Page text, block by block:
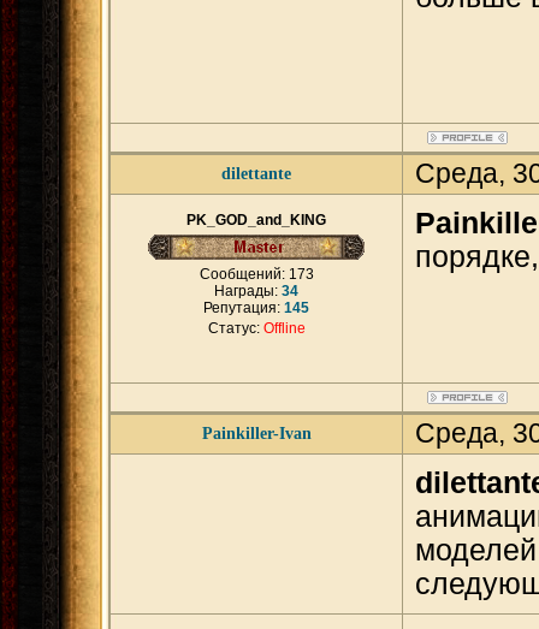
dilettante Среда,
PK_GOD_and_KING
Сообщений: 173
Награды: 34
Репутация: 145
Статус: Offline
Painkiller-Ivan Среда,